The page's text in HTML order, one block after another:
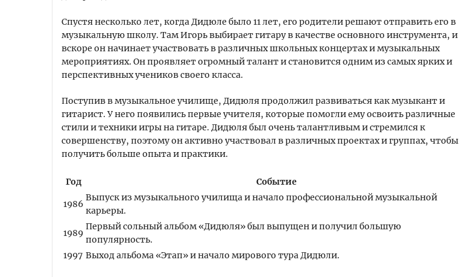
Спустя несколько лет, когда Дидюле было 11 лет, его родители решают отправить его в
музыкальную школу. Там Игорь выбирает гитару в качестве основного инструмента, и
вскоре он начинает участвовать в различных школьных концертах и музыкальных
мероприятиях. Он проявляет огромный талант и становится одним из самых ярких и
перспективных учеников своего класса.
Поступив в музыкальное училище, Дидюля продолжил развиваться как музыкант и
гитарист. У него появились первые учителя, которые помогли ему освоить различные
стили и техники игры на гитаре. Дидюля был очень талантливым и стремился к
совершенству, поэтому он активно участвовал в различных проектах и группах, чтобы
получить больше опыта и практики.
Год Событие
1986
Выпуск из музыкального училища и начало профессиональной музыкальной
карьеры.
1989
Первый сольный альбом «Дидюля» был выпущен и получил большую
популярность.
1997 Выход альбома «Этап» и начало мирового тура Дидюли.